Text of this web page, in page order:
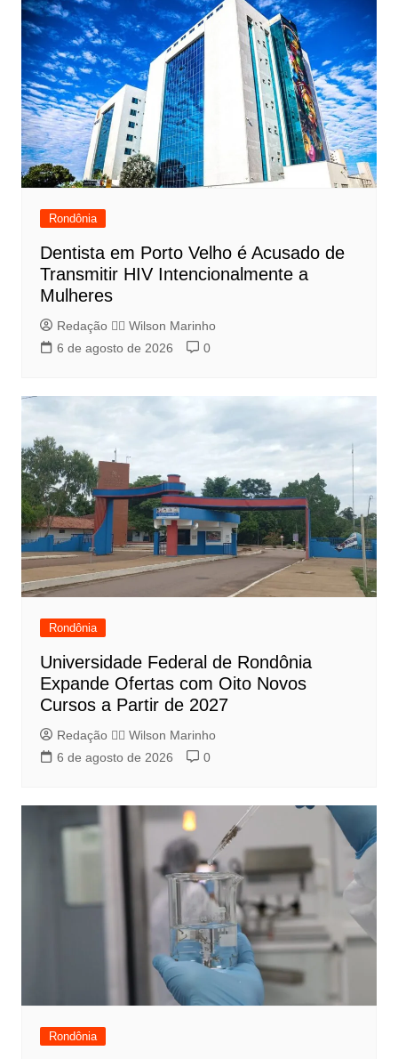
Rondônia
Dentista em Porto Velho é Acusado de
Transmitir HIV Intencionalmente a
Mulheres
Redação 👨‍⚖️​ Wilson Marinho
6 de agosto de 2026
0
Rondônia
Universidade Federal de Rondônia
Expande Ofertas com Oito Novos
Cursos a Partir de 2027
Redação 👨‍⚖️​ Wilson Marinho
6 de agosto de 2026
0
Rondônia